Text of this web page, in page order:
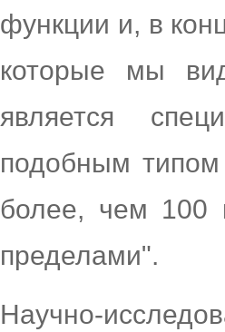
функции и, в
которые мы
является
подобным типом
более, чем 100
пределами".
Научно-